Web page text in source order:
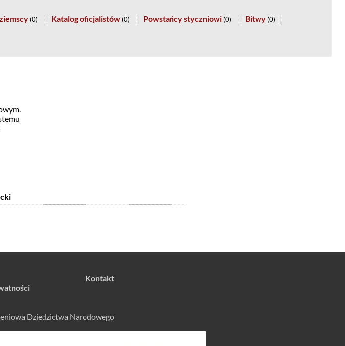
(0) Katalog oficjalistów (0) Powstańcy styczniowi (0) Bitwy (0)
Kontakt
Dziedzictwa Narodowego